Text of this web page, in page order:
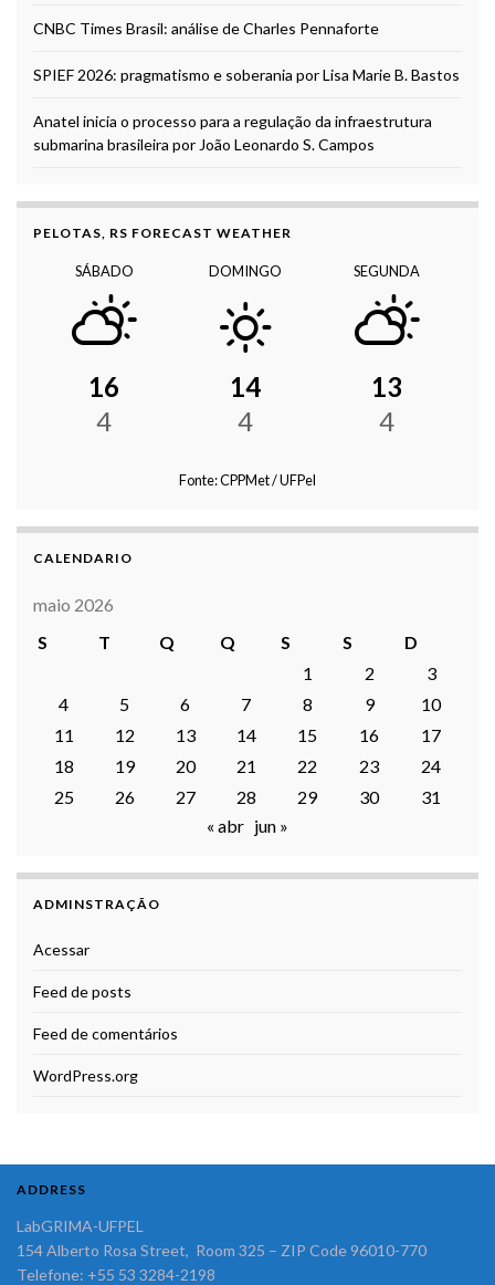
CNBC Times Brasil: análise de Charles Pennaforte
SPIEF 2026: pragmatismo e soberania por Lisa Marie B. Bastos
Anatel inicia o processo para a regulação da infraestrutura
submarina brasileira por João Leonardo S. Campos
PELOTAS, RS FORECAST WEATHER
SÁBADO
16
4
DOMINGO
14
4
SEGUNDA
13
4
Fonte: CPPMet / UFPel
CALENDARIO
maio 2026
S
T Q Q S S
D
1
2
3
4
5 6 7 8 9
10
11
12 13 14 15 16
17
18
19 20 21 22 23
24
25
26 27 28 29 30
31
« abr jun »
ADMINSTRAÇÃO
Acessar
Feed de posts
Feed de comentários
WordPress.org
ADDRESS
LabGRIMA-UFPEL
154 Alberto Rosa Street, Room 325 – ZIP Code 96010-770
Telefone: +55 53 3284-2198